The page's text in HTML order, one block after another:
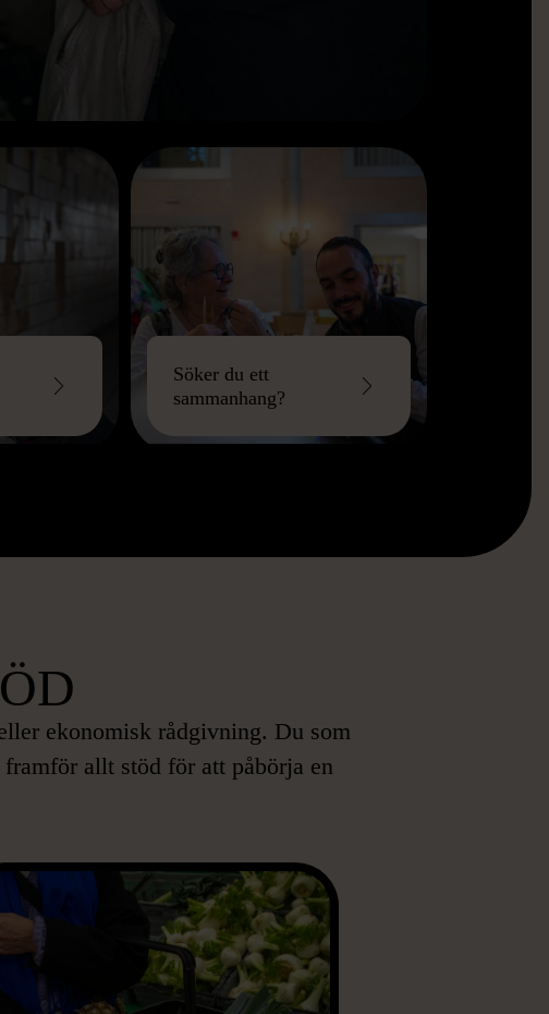
Söker du ett
sammanhang?
ekonomisk rådgivning. Du som
allt stöd för att påbörja en